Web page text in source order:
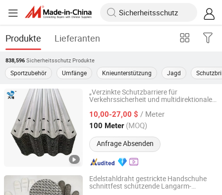
Produkte Lieferanten
838,596 Sicherheitsschutz Produkte
Sportzubehör Umfänge Knieunterstützung Jagd
„Verzinkte Schutzbarriere für
Verkehrssicherheit und multidirektionale
10,00-27,00 $ / Meter
100 Meter (MOQ)
Anfrage Absenden
Shandong Guanxian Dahai Composite Material Co., Ltd.
Shandong, China Seit 2026
Edelstahldraht gestrickte Handschuhe
schnittfest schützende Langarm-
Anping Zhonghe Filter Co., Ltd.